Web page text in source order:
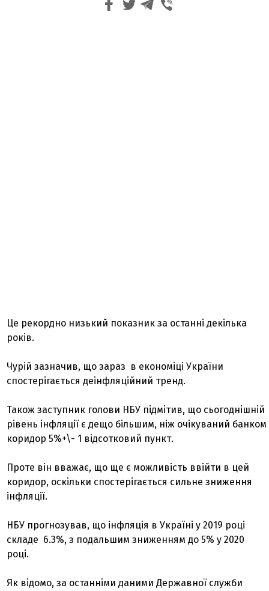
Це рекордно низький показник за останні декілька
років.
Чурій зазначив, що зараз в економіці України
спостерігається деінфляційний тренд.
Також заступник голови НБУ підмітив, що сьогоднішній
рівень інфляції є дещо більшим, ніж очікуваний банком
коридор 5%+\- 1 відсотковий пункт.
Проте він вважає, що ще є можливість ввійти в цей
коридор, оскільки спостерігається сильне зниження
інфляції.
НБУ прогнозував, що інфляція в Україні у 2019 році
складе 6.3%, з подальшим зниженням до 5% у 2020
році.
Як відомо, за останніми даними Державної служби